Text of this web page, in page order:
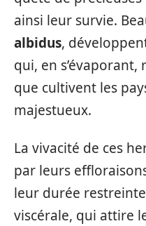
ainsi leur survie.
albidus,
qui, en
que cultivent les
majestueux.
La vivacité de ces
par leurs
leur durée
viscérale, qui attire